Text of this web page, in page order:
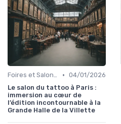
Foires et Salons Grand Public • 04/01/2026
Le salon du tattoo à Paris :
immersion au cœur de
l’édition incontournable à la
Grande Halle de la Villette